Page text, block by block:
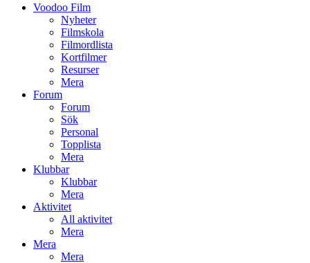
Voodoo Film
Nyheter
Filmskola
Filmordlista
Kortfilmer
Resurser
Mera
Forum
Forum
Sök
Personal
Topplista
Mera
Klubbar
Klubbar
Mera
Aktivitet
All aktivitet
Mera
Mera
Mera